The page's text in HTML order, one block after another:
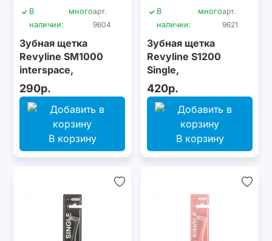
В
наличии:
многоарт.
9604
Зубная щетка
Revyline SM1000
interspace,
монопучковая,
белая
290р.
В корзину
В
наличии:
многоарт.
9621
Зубная щетка
Revyline S1200
Single,
монопучковая,
фиолетовая
420р.
В корзину